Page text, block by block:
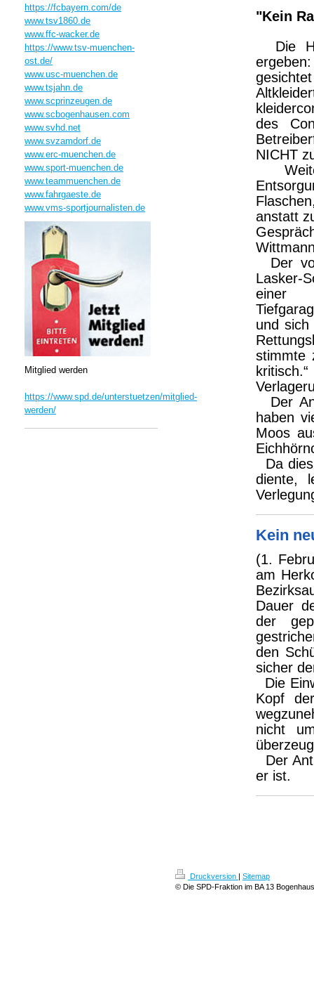
"Kein
Die
des
NICHT
anstatt
Der
Lasker-
einer
und
stimmte
Der
haben
Moos
Da
diente,
Kein
(1.
am
Dauer
der
den
sicher
Die
Kopf
nicht
Der
er ist.
https://fcbayern.com/de
www.tsv1860.de
www.ffc-wacker.de
https://www.tsv-muenchen-
ost.de/
www.usc-muenchen.de
www.tsjahn.de
www.scprinzeugen.de
www.scbogenhausen.com
www.svhd.net
www.svzamdorf.de
www.erc-muenchen.de
www.sport-muenchen.de
www.teammuenchen.de
www.fahrgaeste.de
www.vms-sportjournalisten.de
Mitglied werden
https://www.spd.de/unterstuetzen/mitglied-
werden/
Druckversion | Sitemap
© Die SPD-Fraktion im BA 13